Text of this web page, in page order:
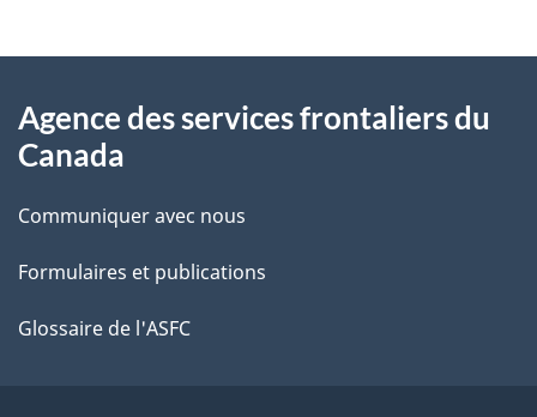
i
s
d
e
propos
ce
site
Agence des services frontaliers du
Canada
Communiquer avec nous
Formulaires et publications
Glossaire de l'ASFC